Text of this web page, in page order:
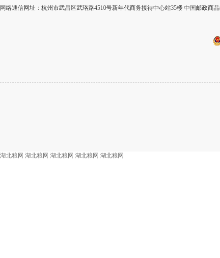
网络通信网址：杭州市武昌区武珞路4510号新年代商务接待中心站35楼 中国邮政商
湖北粮网 湖北粮网 湖北粮网 湖北粮网 湖北粮网